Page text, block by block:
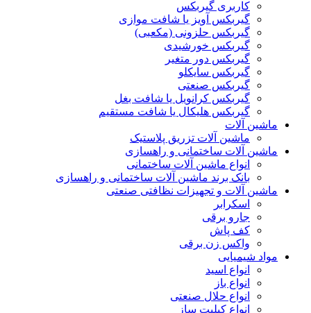
کاربری گیربکس
گیربکس آویز یا شافت موازی
گیربکس حلزونی (مکعبی)
گیربکس خورشیدی
گیربکس دور متغیر
گیربکس سایکلو
گیربکس صنعتی
گیربکس کرانویل یا شافت بغل
گیربکس هلیکال یا شافت مستقیم
ماشین آلات
ماشین آلات تزریق پلاستیک
ماشین آلات ساختمانی و راهسازی
انواع ماشین آلات ساختمانی
بانک برند ماشین آلات ساختمانی و راهسازی
ماشین آلات و تجهیزات نظافتی صنعتی
اسکرابر
جارو برقی
کف پاش
واکس زن برقی
مواد شیمیایی
انواع اسید
انواع باز
انواع حلال صنعتی
انواع کیلیت ساز